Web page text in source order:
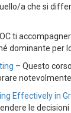
a che si
ti
dominante per
– Questo
Effectively in
le